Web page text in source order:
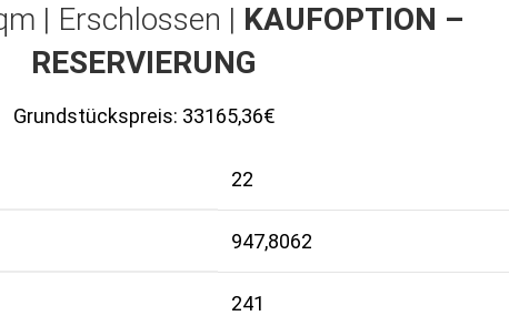
| Erschlossen | KAUFOPTION –
RESERVIERUNG
Grundstückspreis: 33165,36€
22
947,8062
241